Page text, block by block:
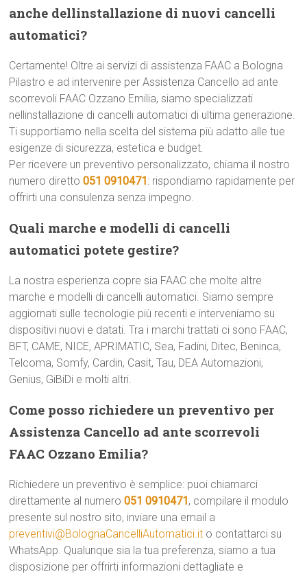
anche dellinstallazione di nuovi cancelli
automatici?
Certamente! Oltre ai servizi di assistenza FAAC a Bologna
Pilastro e ad intervenire per Assistenza Cancello ad ante
scorrevoli FAAC Ozzano Emilia, siamo specializzati
nellinstallazione di cancelli automatici di ultima generazione.
Ti supportiamo nella scelta del sistema più adatto alle tue
esigenze di sicurezza, estetica e budget.
Per ricevere un preventivo personalizzato, chiama il nostro
numero diretto051 0910471: rispondiamo rapidamente per
offrirti una consulenza senza impegno.
Quali marche e modelli di cancelli
automatici potete gestire?
La nostra esperienza copre sia FAAC che molte altre
marche e modelli di cancelli automatici. Siamo sempre
aggiornati sulle tecnologie più recenti e interveniamo su
dispositivi nuovi e datati. Tra i marchi trattati ci sono FAAC,
BFT, CAME, NICE, APRIMATIC, Sea, Fadini, Ditec, Beninca,
Telcoma, Somfy, Cardin, Casit, Tau, DEA Automazioni,
Genius, GiBiDi e molti altri.
Come posso richiedere un preventivo per
Assistenza Cancello ad ante scorrevoli
FAAC Ozzano Emilia?
Richiedere un preventivo è semplice: puoi chiamarci
direttamente al numero051 0910471, compilare il modulo
presente sul nostro sito, inviare una email a
preventivi@BolognaCancelliAutomatici.it o contattarci su
WhatsApp. Qualunque sia la tua preferenza, siamo a tua
disposizione per offrirti informazioni dettagliate e